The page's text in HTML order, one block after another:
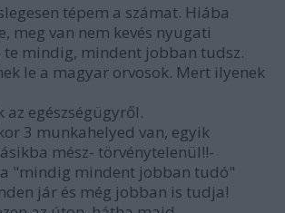
tépem a számat. Hiába
meg van nem kevés nyugati
mindig, mindent jobban tudsz.
le a magyar orvosok. Mert ilyenek
egészségügyről.
3 munkahelyed van, egyik
mész- törvénytelenül!!-
"mindig mindent jobban tudó"
jár és még jobban is tudja!